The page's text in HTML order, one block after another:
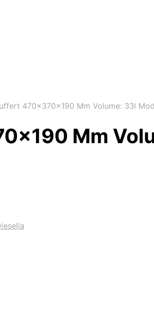
470x370x190 Mm Volume: 33l
Mm